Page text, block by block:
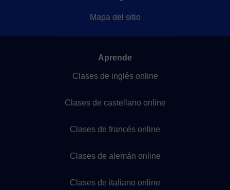
Mapa del sitio
Aprende
Clases de inglés online
Clases de castellano online
Clases de francés online
Clases de alemán online
Clases de italiano online